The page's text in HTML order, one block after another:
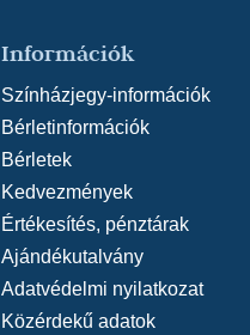
Információk
Színházjegy-információk
Bérletinformációk
Bérletek
Kedvezmények
Értékesítés, pénztárak
Ajándékutalvány
Adatvédelmi nyilatkozat
Közérdekű adatok